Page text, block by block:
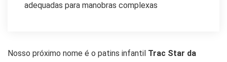
adequadas para manobras complexas
Nosso próximo nome é o patins infantil Trac Star da